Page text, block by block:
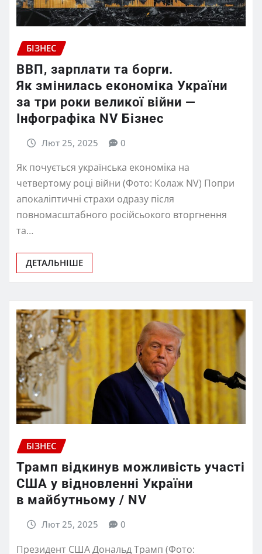
БІЗНЕС
ВВП, зарплати та борги.
Як змінилась економіка України
за три роки великої війни —
Інфографіка NV Бізнес
Лют 25, 2025 0
Як почується українська економіка на
четвертому році війни (Фото: Колаж NV) Попри
апокаліптичні страхи одразу після
повномасштабного російсьокого вторгнення
та…
ДЕТАЛЬНІШЕ
БІЗНЕС
Трамп відкинув можливість участі
США у відновленні України
в майбутньому / NV
Лют 25, 2025 0
Президент США Дональд Трамп (Фото: